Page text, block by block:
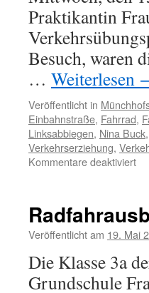
Praktikantin
Besuch, waren
… Weiterlesen
Veröffentlicht in
Einbahnstraße, Fahrrad,
Linksabbiegen, Nina Buck,
Verkehrserziehung,
Kommentare deaktiviertfür
–
Veröffentlicht am 19. Mai
Die Klasse 3a
Grundschule